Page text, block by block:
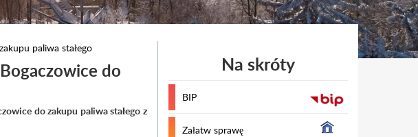
paliwa stałego
do
do zakupu paliwa stałego z
Na skróty
BIP
Załatw sprawę